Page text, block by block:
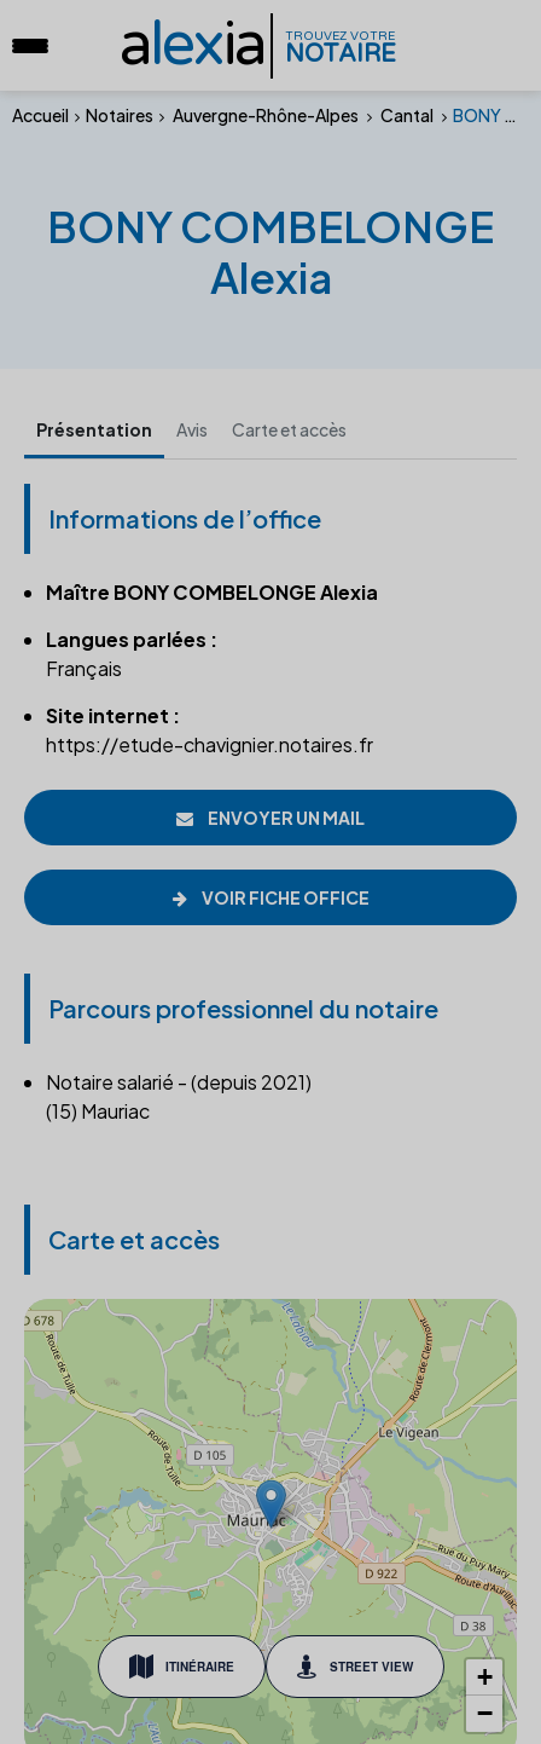
alexia TROUVEZ VOTRE
NOTAIRE
Accueil Notaires Auvergne-Rhône-Alpes Cantal BONY COMBELONGE Alexia
BONY COMBELONGE
Alexia
Présentation Avis Carte et accès
Informations de l’office
Maître BONY COMBELONGE Alexia
Langues parlées :
Français
Site internet :
https://etude-chavignier.notaires.fr
ENVOYER UN MAIL
VOIR FICHE OFFICE
Parcours professionnel du notaire
Notaire salarié - (depuis 2021)
(15) Mauriac
Carte et accès
ITINÉRAIRE STREET VIEW
+
−